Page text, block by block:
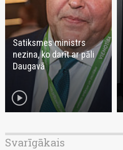
Satiksmes ministrs
nezina, ko darīt ar pāli
Daugavā
play_circle
Svarīgākais